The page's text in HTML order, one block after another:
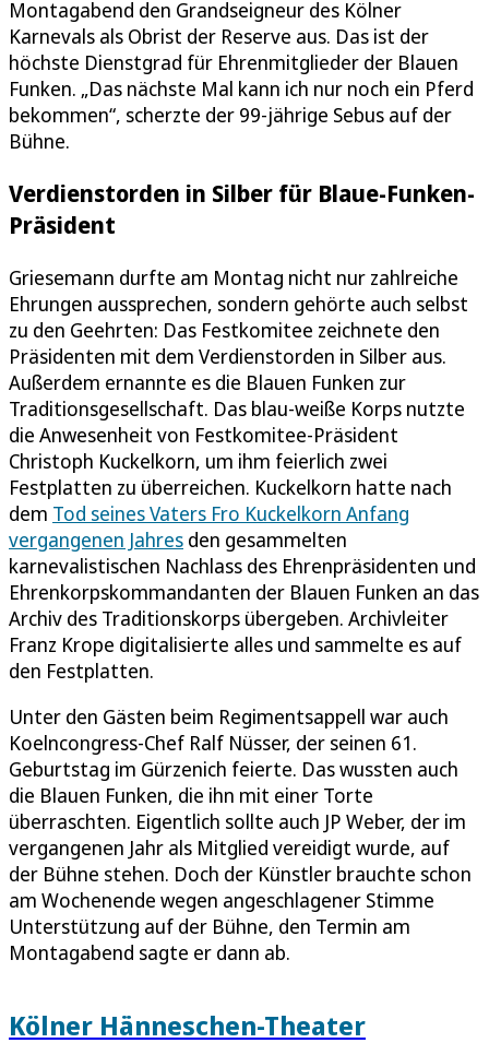
Montagabend den Grandseigneur des Kölner
Karnevals als Obrist der Reserve aus. Das ist der
höchste Dienstgrad für Ehrenmitglieder der Blauen
Funken. „Das nächste Mal kann ich nur noch ein Pferd
bekommen“, scherzte der 99-jährige Sebus auf der
Bühne.
Verdienstorden in Silber für Blaue-Funken-
Präsident
Griesemann durfte am Montag nicht nur zahlreiche
Ehrungen aussprechen, sondern gehörte auch selbst
zu den Geehrten: Das Festkomitee zeichnete den
Präsidenten mit dem Verdienstorden in Silber aus.
Außerdem ernannte es die Blauen Funken zur
Traditionsgesellschaft. Das blau-weiße Korps nutzte
die Anwesenheit von Festkomitee-Präsident
Christoph Kuckelkorn, um ihm feierlich zwei
Festplatten zu überreichen. Kuckelkorn hatte nach
dem Tod seines Vaters Fro Kuckelkorn Anfang
vergangenen Jahres den gesammelten
karnevalistischen Nachlass des Ehrenpräsidenten und
Ehrenkorpskommandanten der Blauen Funken an das
Archiv des Traditionskorps übergeben. Archivleiter
Franz Krope digitalisierte alles und sammelte es auf
den Festplatten.
Unter den Gästen beim Regimentsappell war auch
Koelncongress-Chef Ralf Nüsser, der seinen 61.
Geburtstag im Gürzenich feierte. Das wussten auch
die Blauen Funken, die ihn mit einer Torte
überraschten. Eigentlich sollte auch JP Weber, der im
vergangenen Jahr als Mitglied vereidigt wurde, auf
der Bühne stehen. Doch der Künstler brauchte schon
am Wochenende wegen angeschlagener Stimme
Unterstützung auf der Bühne, den Termin am
Montagabend sagte er dann ab.
Kölner Hänneschen-Theater